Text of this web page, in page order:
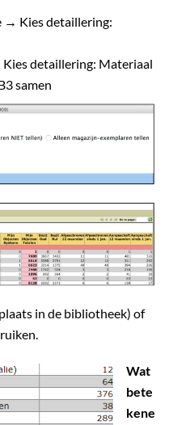
→ Kies detaillering:
detaillering: Materiaal
samen
in de bibliotheek) of
Wat
bete
kene